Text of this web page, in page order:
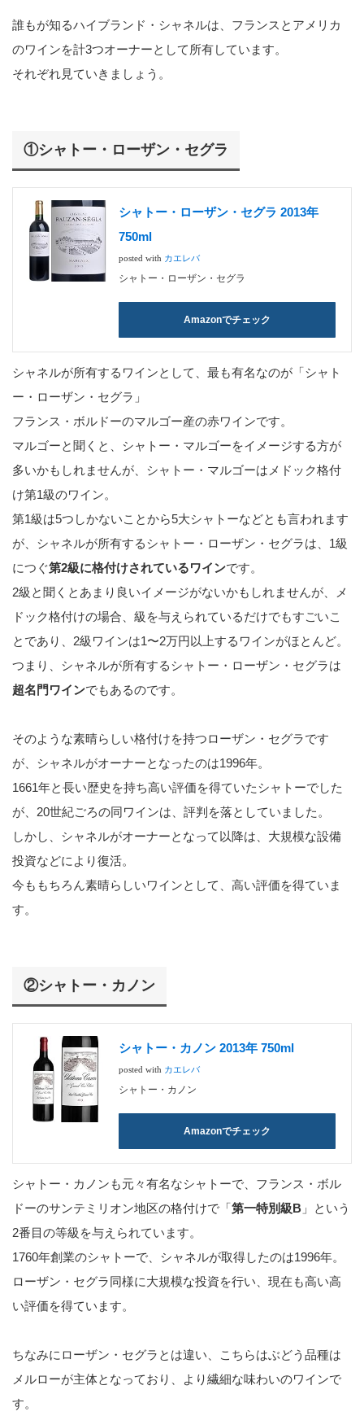
誰もが知るハイブランド・シャネルは、フランスとアメリカ
のワインを計3つオーナーとして所有しています。
それぞれ見ていきましょう。
①シャトー・ローザン・セグラ
シャトー・ローザン・セグラ 2013年
750ml
posted with カエレバ
シャトー・ローザン・セグラ
Amazonでチェック
シャネルが所有するワインとして、最も有名なのが「シャト
ー・ローザン・セグラ」
フランス・ボルドーのマルゴー産の赤ワインです。
マルゴーと聞くと、シャトー・マルゴーをイメージする方が
多いかもしれませんが、シャトー・マルゴーはメドック格付
け第1級のワイン。
第1級は5つしかないことから5大シャトーなどとも言われます
が、シャネルが所有するシャトー・ローザン・セグラは、1級
につぐ第2級に格付けされているワインです。
2級と聞くとあまり良いイメージがないかもしれませんが、メ
ドック格付けの場合、級を与えられているだけでもすごいこ
とであり、2級ワインは1〜2万円以上するワインがほとんど。
つまり、シャネルが所有するシャトー・ローザン・セグラは
超名門ワインでもあるのです。
そのような素晴らしい格付けを持つローザン・セグラです
が、シャネルがオーナーとなったのは1996年。
1661年と長い歴史を持ち高い評価を得ていたシャトーでした
が、20世紀ごろの同ワインは、評判を落としていました。
しかし、シャネルがオーナーとなって以降は、大規模な設備
投資などにより復活。
今ももちろん素晴らしいワインとして、高い評価を得ていま
す。
②シャトー・カノン
シャトー・カノン 2013年 750ml
posted with カエレバ
シャトー・カノン
Amazonでチェック
シャトー・カノンも元々有名なシャトーで、フランス・ボル
ドーのサンテミリオン地区の格付けで「第一特別級B 」という
2番目の等級を与えられています。
1760年創業のシャトーで、シャネルが取得したのは1996年。
ローザン・セグラ同様に大規模な投資を行い、現在も高い高
い評価を得ています。
ちなみにローザン・セグラとは違い、こちらはぶどう品種は
メルローが主体となっており、より繊細な味わいのワインで
す。